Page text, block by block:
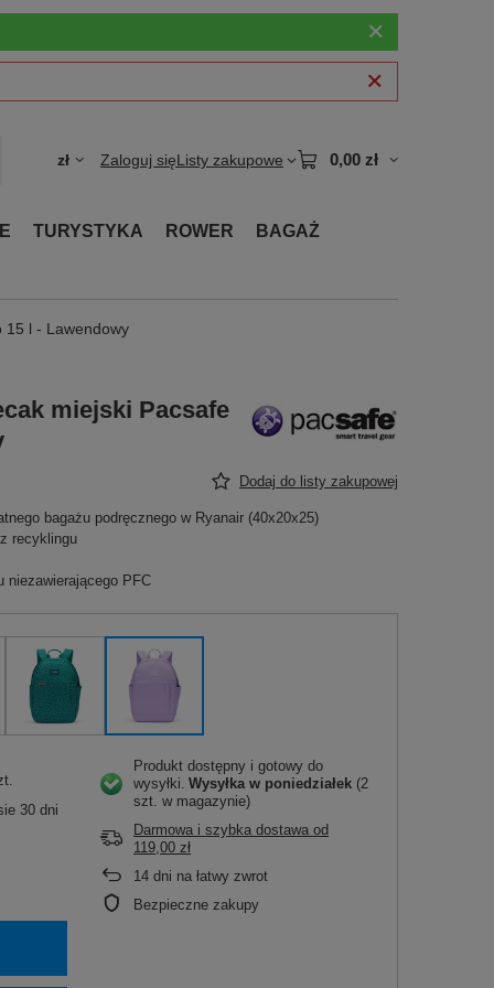
zł Zaloguj sięListy zakupowe 0,00 zł
TURYSTYKA ROWER BAGAŻ
15 l - Lawendowy
miejski Pacsafe
Dodaj do listy zakupowej
bagażu podręcznego w Ryanair (40x20x25)
recyklingu
niezawierającego PFC
30 dni
Produkt dostępny i gotowy do
wysyłki Wysyłka w poniedziałek (2
szt. w magazynie)
Darmowa i szybka dostawa od
119,00 zł
14 dni na łatwy zwrot
Bezpieczne zakupy